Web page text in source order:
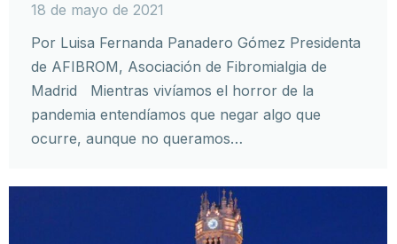
18 de mayo de 2021
Por Luisa Fernanda Panadero Gómez Presidenta
de AFIBROM, Asociación de Fibromialgia de
Madrid Mientras vivíamos el horror de la
pandemia entendíamos que negar algo que
ocurre, aunque no queramos…